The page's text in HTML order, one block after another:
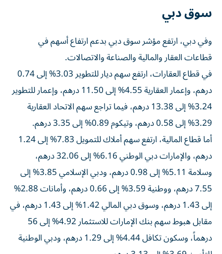
سوق دبي
وفي دبي، ارتفع مؤشر سوق دبي بدعم ارتفاع أسهم في
قطاعات العقار والمالية والصناعة والاتصالات.
في قطاع العقارات، ارتفع سهم ديار للتطوير 3.03% إلى 0.74
درهم، وإعمار العقارية 4.55% إلى 11.50 درهم، وإعمار للتطوير
3.24% إلى 13.38 درهم، فيما تراجع سهم الاتحاد العقارية
3.29% إلى 0.58 درهم، وتيكوم 0.89% إلى 3.35 درهم.
أما قطاع المالية، ارتفع سهم أملاك للتمويل 7.83% إلى 1.24
درهم، والإمارات دبي الوطني 6.16% إلى 32.06 درهم،
وسلامة 5.11% إلى 0.98 درهم، ودبي الإسلامي 3.85% إلى
7.55 درهم، ووطنية 3.59% إلى 0.66 درهم، وأمانات 2.88%
إلى 1.43 درهم، وسوق دبي المالي 1.42% إلى 1.43 درهم، في
مقابل هبوط سهم بنك الإمارات للاستثمار 4.92% إلى 56
درهماً، وسكون تكافل 4.44% إلى 1.29 درهم، ودبي الوطنية